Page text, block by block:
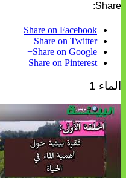
Share:
Share on Facebook
Share on Twitter
Share on Google+
Share on Pinterest
الماء 1